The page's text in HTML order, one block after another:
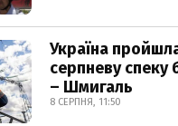
Україна
серпневу спеку
– Шмигаль
8 СЕРПНЯ, 11:50